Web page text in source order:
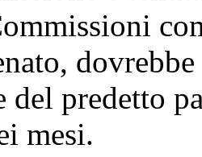
del predetto
mesi.